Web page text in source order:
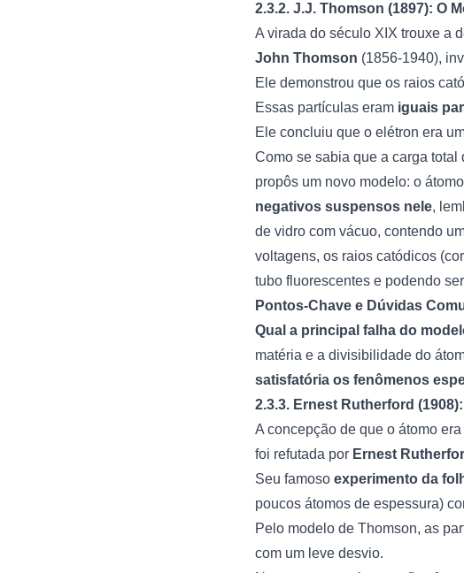
2.3.2. J.J. Thomson (1897): O
A virada do século XIX trouxe a
John Thomson (1856-1940),
Ele demonstrou que os raios
Essas partículas eram iguais
Ele concluiu que o elétron era
Como se sabia que a carga total
propôs um novo modelo: o
negativos suspensos nele,
de vidro com vácuo, contendo
voltagens, os raios catódicos
tubo fluorescentes e podendo
Pontos-Chave e Dúvidas
Qual a principal falha do
matéria e a divisibilidade do
satisfatória os fenômenos
2.3.3. Ernest Rutherford
A concepção de que o átomo
foi refutada por Ernest
Seu famoso experimento da
poucos átomos de espessura)
Pelo modelo de Thomson, as
com um leve desvio.